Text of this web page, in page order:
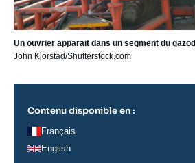
Un ouvrier apparait dans un segment du
John Kjorstad/Shutterstock.com
Contenu disponible en :
Français
English